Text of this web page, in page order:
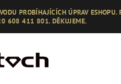
PROBÍHAJÍCÍCH ÚPRAV
608 411 801. DĚKUJEME.